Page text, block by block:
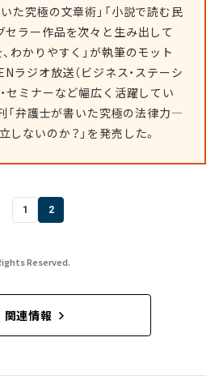
た究極の文章術」「小説で読む民
セラー作品を次々と生み出して
わかりやすく」が執筆のモット
ラジオ放送（ビジネス・ステーシ
セミナーなど幅広く活躍してい
「弁護士が書いた究極の法律力―
ないのか？」を発売した。
1 2
Reserved.
関連情報